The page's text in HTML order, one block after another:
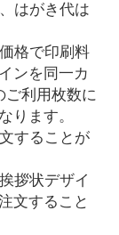
はがき代は
格で印刷料
ンを同一カ
ご利用枚数に
ります。
することが
拶状デザイ
文すること